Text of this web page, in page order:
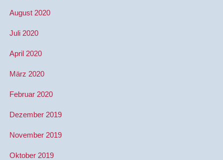
August 2020
Juli 2020
April 2020
März 2020
Februar 2020
Dezember 2019
November 2019
Oktober 2019